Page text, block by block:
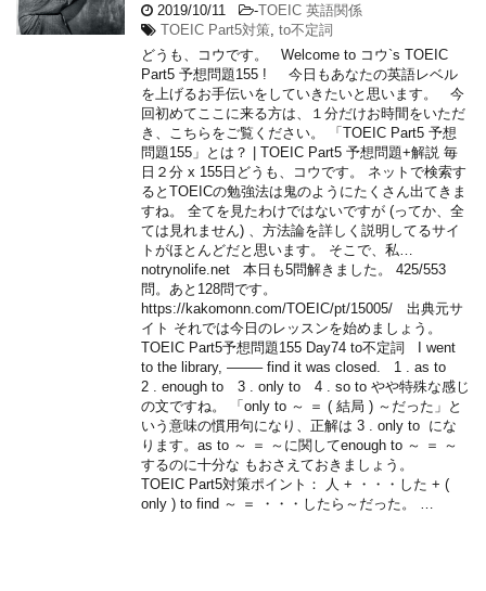
2019/10/11 -TOEIC 英語関係
TOEIC Part5対策 to不定詞
どうも、コウです。 Welcome to コウ`s TOEIC
Part5 予想問題155 ! 今日もあなたの英語レベル
を上げるお手伝いをしていきたいと思います。 今
回初めてここに来る方は、１分だけお時間をいただ
き、こちらをご覧ください。 「TOEIC Part5 予想
問題155」とは？ | TOEIC Part5 予想問題+解説 毎
日２分 x 155日どうも、コウです。 ネットで検索す
るとTOEICの勉強法は鬼のようにたくさん出てきま
すね。 全てを見たわけではないですが (ってか、全
ては見れません) 、方法論を詳しく説明してるサイ
トがほとんどだと思います。 そこで、私…
notrynolife.net 本日も5問解きました。 425/553
問。あと128問です。
https://kakomonn.com/TOEIC/pt/15005/ 出典元サ
イト それでは今日のレッスンを始めましょう。
TOEIC Part5予想問題155 Day74 to不定詞 I went
to the library, ——– find it was closed. 1 . as to
2 . enough to 3 . only to 4 . so to やや特殊な感じ
の文ですね。 「only to ～ ＝ ( 結局 ) ～だった」と
いう意味の慣用句になり、正解は 3 . only to にな
ります。as to ～ ＝ ～に関してenough to ～ ＝ ～
するのに十分な もおさえておきましょう。
TOEIC Part5対策ポイント： 人 + ・・・した + (
only ) to find ～ ＝ ・・・したら～だった。 …